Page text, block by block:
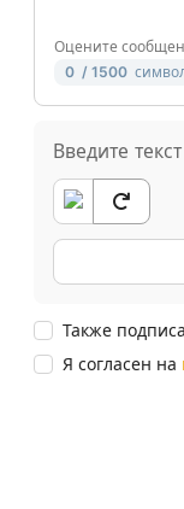
Оцените
0 / 1500
Введите
Также
Я согласен на